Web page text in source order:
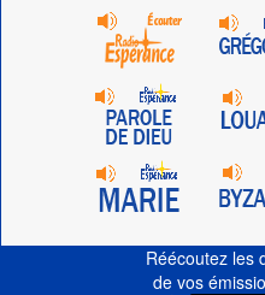
Réécoutez les
de vos